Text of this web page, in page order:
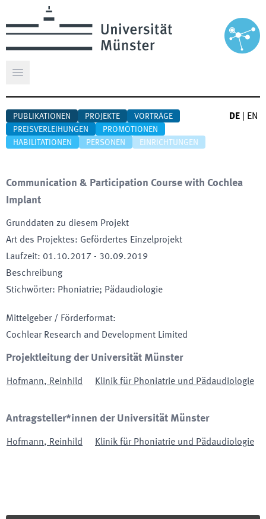
Hauptmenü öffnen
PUBLIKATIONEN PROJEKTE
VORTRÄGE
PREISVERLEIHUNGEN
PROMOTIONEN
HABILITATIONEN
PERSONEN EINRICHTUNGEN
DE EN
Communication & Participation Course with Cochlea
Implant
Grunddaten zu diesem Projekt
Art des Projektes: Gefördertes Einzelprojekt
Laufzeit: 01.10.2017 - 30.09.2019
Beschreibung
Stichwörter: Phoniatrie; Pädaudiologie
Mittelgeber / Förderformat:
Cochlear Research and Development Limited
Projektleitung der Universität Münster
Hofmann, Reinhild Klinik für Phoniatrie und Pädaudiologie
Antragsteller*innen der Universität Münster
Hofmann, Reinhild Klinik für Phoniatrie und Pädaudiologie